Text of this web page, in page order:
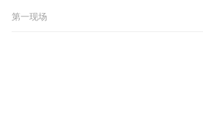
第一现场